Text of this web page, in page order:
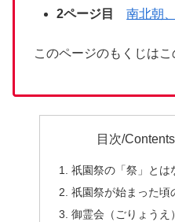
2ページ目
南北朝
このページのもくじはこ
目次/Contents
祇園祭の「祭」とは
祇園祭が始まった頃
御霊会（ごりょうえ